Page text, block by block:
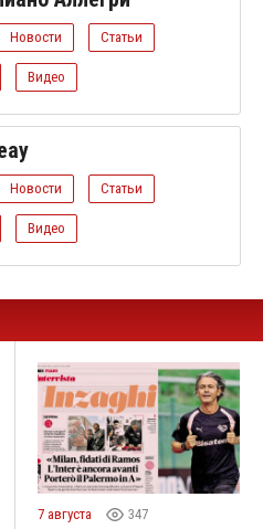
Новости Статьи
Видео
Новости Статьи
Видео
7 августа 347